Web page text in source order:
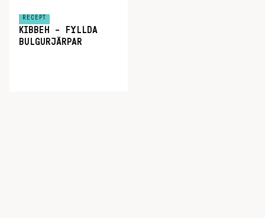
RECEPT
KIBBEH – FYLLDA
BULGURJÄRPAR